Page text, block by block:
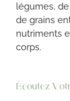
légumes,
de grains
nutriments
corps.
Écoutez